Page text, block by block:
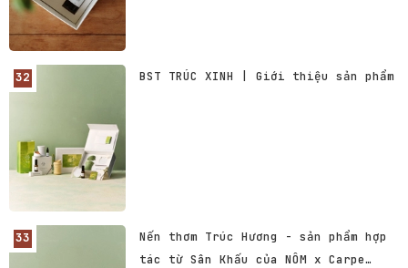
BST TRÚC XINH | Giới thiệu sản phẩm
Nến thơm Trúc Hương - sản phẩm hợp
tác từ Sân Khấu của NÔM x Carpe